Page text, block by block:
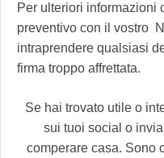
Per ulteriori informazioni
preventivo con il vostro
intraprendere qualsiasi
firma troppo affrettata.
Se hai trovato utile o
sui tuoi social o
comperare casa. Sono